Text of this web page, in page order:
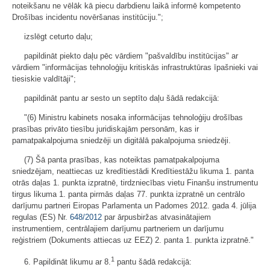
noteikšanu ne vēlāk kā piecu darbdienu laikā informē kompetento
Drošības incidentu novēršanas institūciju.";
izslēgt ceturto daļu;
papildināt piekto daļu pēc vārdiem "pašvaldību institūcijas" ar
vārdiem "informācijas tehnoloģiju kritiskās infrastruktūras īpašnieki vai
tiesiskie valdītāji";
papildināt pantu ar sesto un septīto daļu šādā redakcijā:
"(6) Ministru kabinets nosaka informācijas tehnoloģiju drošības
prasības privāto tiesību juridiskajām personām, kas ir
pamatpakalpojuma sniedzēji un digitālā pakalpojuma sniedzēji.
(7) Šā panta prasības, kas noteiktas pamatpakalpojuma
sniedzējam, neattiecas uz kredītiestādi Kredītiestāžu likuma 1. panta
otrās daļas 1. punkta izpratnē, tirdzniecības vietu Finanšu instrumentu
tirgus likuma 1. panta pirmās daļas 77. punkta izpratnē un centrālo
darījumu partneri Eiropas Parlamenta un Padomes 2012. gada 4. jūlija
regulas (ES) Nr. 648/2012 par ārpusbiržas atvasinātajiem
instrumentiem, centrālajiem darījumu partneriem un darījumu
reģistriem (Dokuments attiecas uz EEZ) 2. panta 1. punkta izpratnē."
6. Papildināt likumu ar 8.1 pantu šādā redakcijā: